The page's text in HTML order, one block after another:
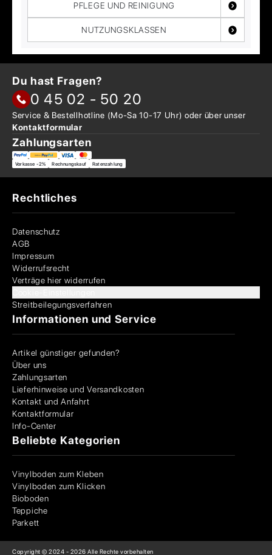
PFLEGE UND REINIGUNG
NUTZUNGSKLASSEN
Du hast Fragen?
0 45 02 - 50 20
Service & Bestellhotline (Mo-Sa 10-17 Uhr) oder überunser
Kontaktformular
Zahlungsarten
Vorkasse -2% Rechnungskauf Ratenzahlung
Rechtliches
Datenschutz
AGB
Impressum
Widerrufsrecht
Verträge hier widerrufen
Streitbeilegungsverfahren
Informationen und Service
Artikel günstiger gefunden?
Über uns
Zahlungsarten
Lieferhinweise und Versandkosten
Kontakt und Anfahrt
Kontaktformular
Info-Center
Beliebte Kategorien
Vinylboden zum Kleben
Vinylboden zum Klicken
Bioboden
Teppiche
Parkett
Copyright © 2024 - 2026 Alle Rechte vorbehalten